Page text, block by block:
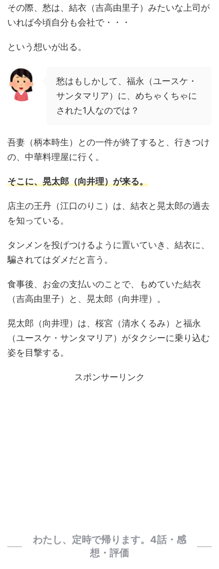
その際、愁は、結衣（吉高由里子）みたいな上司が
いれば今頃自分も会社で・・・
という想いが出る。
愁はもしかして、福永（ユースケ・
サンタマリア）に、めちゃくちゃに
された1人なのでは？
吾妻（柄本時生）との一件が終了すると、行きつけ
の、中華料理屋に行く。
そこに、晃太郎（向井理）が来る。
店主の王丹（江口のりこ）は、結衣と晃太郎の過去
を知っている。
タンメンを投げつけるように置いていき、結衣に、
騙されてはダメだと言う。
食事後、お金の支払いのことで、もめていた結衣
（吉高由里子）と、晃太郎（向井理）。
晃太郎（向井理）は、桜宮（清水くるみ）と福永
（ユースケ・サンタマリア）がタクシーに乗り込む
姿を目撃する。
スポンサーリンク
わたし、定時で帰ります。4話・感
想・評価